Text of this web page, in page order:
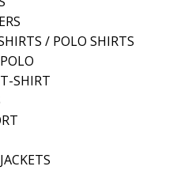
/ POLO SHIRTS
SHIRT